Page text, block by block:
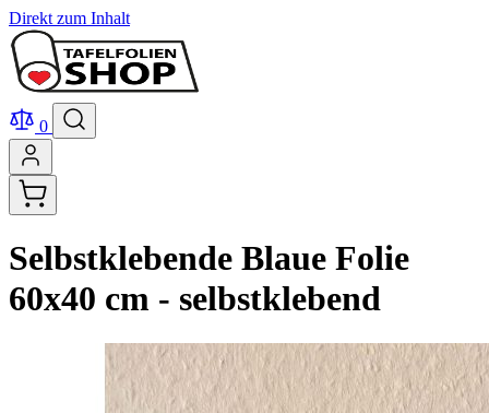
Direkt zum Inhalt
0
Selbstklebende Blaue Folie
60x40 cm - selbstklebend